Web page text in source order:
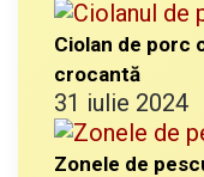
Ciolan de porc
crocantă
31 iulie 2024
Zonele de